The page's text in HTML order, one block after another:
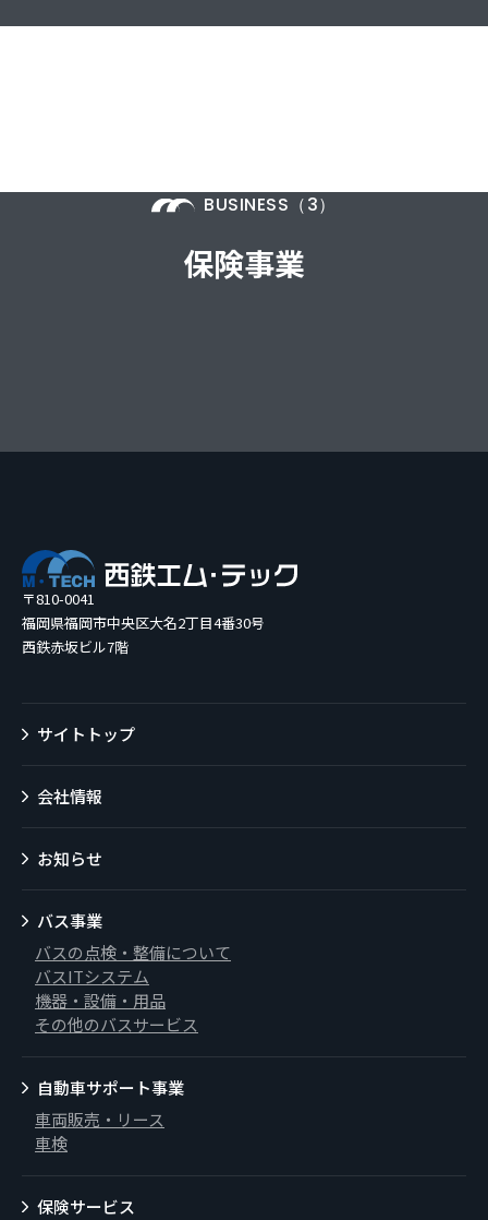
BUSINESS（3）
保険事業
〒810-0041
福岡県福岡市中央区大名2丁目4番30号
西鉄赤坂ビル7階
サイトトップ
会社情報
お知らせ
バス事業
バスの点検・整備について
バスITシステム
機器・設備・用品
その他のバスサービス
自動車サポート事業
車両販売・リース
車検
保険サービス